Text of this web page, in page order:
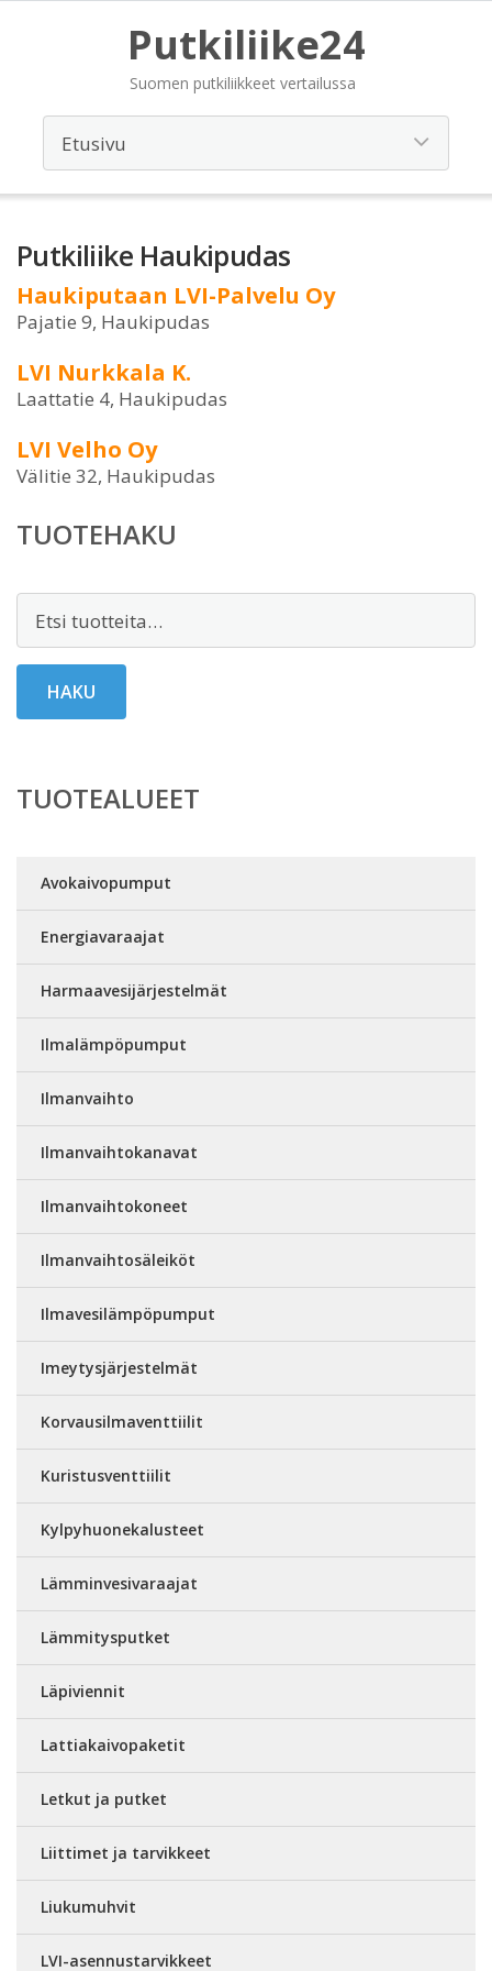
Putkiliike24
Suomen putkiliikkeet vertailussa
Putkiliike Haukipudas
Haukiputaan LVI-Palvelu Oy
Pajatie 9, Haukipudas
LVI Nurkkala K.
Laattatie 4, Haukipudas
LVI Velho Oy
Välitie 32, Haukipudas
TUOTEHAKU
HAKU
TUOTEALUEET
Avokaivopumput
Energiavaraajat
Harmaavesijärjestelmät
Ilmalämpöpumput
Ilmanvaihto
Ilmanvaihtokanavat
Ilmanvaihtokoneet
Ilmanvaihtosäleiköt
Ilmavesilämpöpumput
Imeytysjärjestelmät
Korvausilmaventtiilit
Kuristusventtiilit
Kylpyhuonekalusteet
Lämminvesivaraajat
Lämmitysputket
Läpiviennit
Lattiakaivopaketit
Letkut ja putket
Liittimet ja tarvikkeet
Liukumuhvit
LVI-asennustarvikkeet